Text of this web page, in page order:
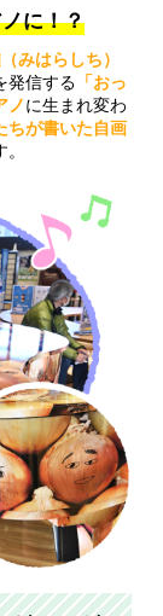
に！？
みはらしち）
発信する 「おっ
ノに生まれ変わ
ちが書いた自画